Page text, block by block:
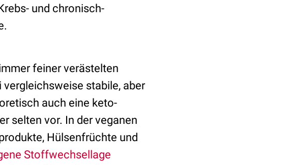
und chronisch-
feiner verästelten
vergleichsweise stabile, aber
auch eine keto-
selten vor. In der veganen
Hülsenfrüchte und
Stoffwechsellage